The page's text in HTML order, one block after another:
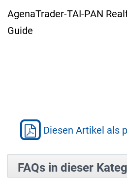
AgenaTrader-TAI-PAN
Guide
Diesen Artikel als
FAQs in dieser